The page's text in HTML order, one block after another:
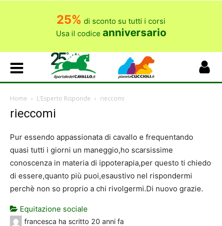
25% di sconto su tutti i corsi
Usa il codice anniversario
Home L’Esperto Risponde rieccomi
rieccomi
Pur essendo appassionata di cavallo e frequentando
quasi tutti i giorni un maneggio,ho scarsissime
conoscenza in materia di ippoterapia,per questo ti chiedo
di essere,quanto più puoi,esaustivo nel rispondermi
perchè non so proprio a chi rivolgermi.Di nuovo grazie.
Equitazione sociale
francesca ha scritto 20 anni fa